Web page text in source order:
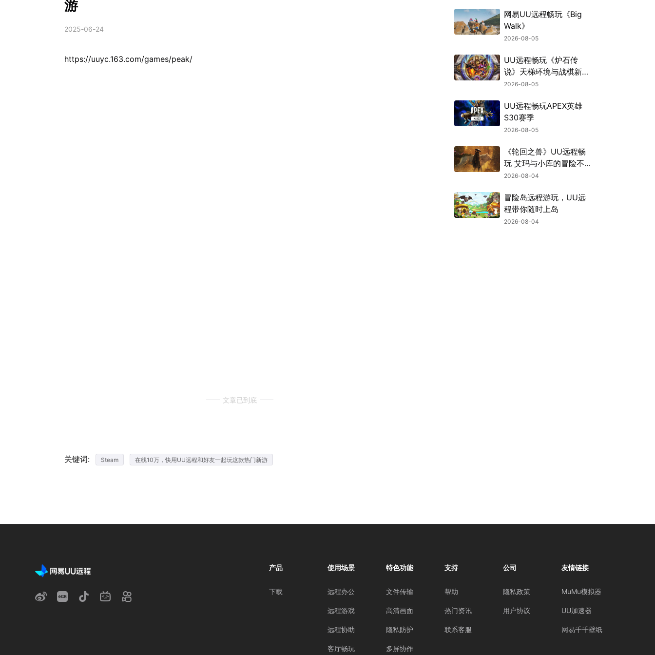
游
2025-06-24
https://uuyc.163.com/games/peak/
文章已到底
关键词: Steam 在线10万，快用UU远程和好友一起玩这款热门新游
网易UU远程畅玩《Big
Walk》
2026-08-05
UU远程畅玩《炉石传
说》天梯环境与战棋新机
制
2026-08-05
UU远程畅玩APEX英雄
S30赛季
2026-08-05
《轮回之兽》UU远程畅
玩 艾玛与小库的冒险不
中断
2026-08-04
冒险岛远程游玩，UU远
程带你随时上岛
2026-08-04
产品
下载
使用场景
远程办公
远程游戏
远程协助
客厅畅玩
特色功能
文件传输
高清画面
隐私防护
多屏协作
支持
帮助
热门资讯
联系客服
公司
隐私政策
用户协议
友情链接
MuMu模拟器
UU加速器
网易千千壁纸